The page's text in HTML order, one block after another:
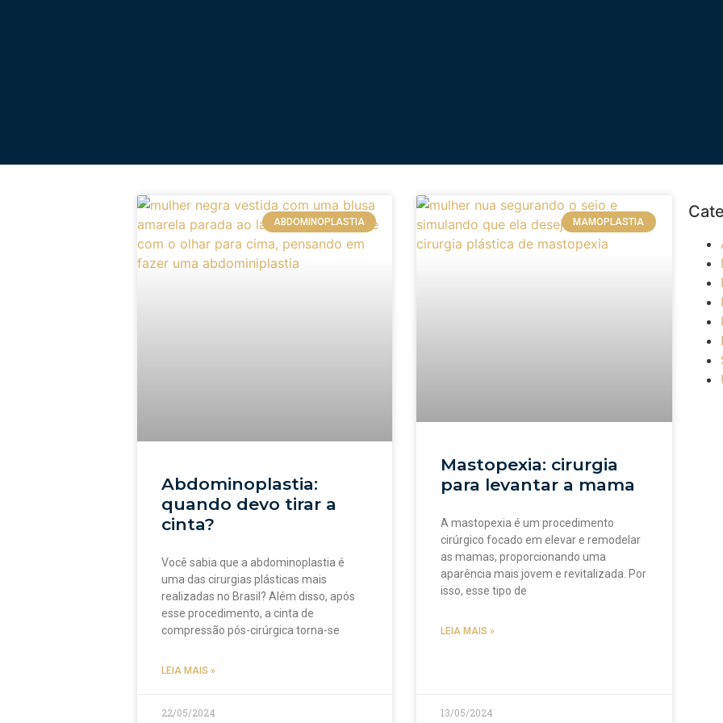
ABDOMINOPLASTIA
Abdominoplastia:
quando devo tirar a
cinta?
Você sabia que a abdominoplastia é
uma das cirurgias plásticas mais
realizadas no Brasil? Além disso, após
esse procedimento, a cinta de
compressão pós-cirúrgica torna-se
LEIA MAIS »
22/05/2024
MAMOPLASTIA
Mastopexia: cirurgia
para levantar a mama
A mastopexia é um procedimento
cirúrgico focado em elevar e remodelar
as mamas, proporcionando uma
aparência mais jovem e revitalizada. Por
isso, esse tipo de
LEIA MAIS »
13/05/2024